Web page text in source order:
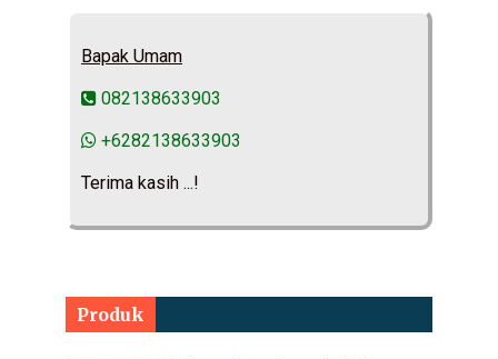
Bapak Umam
082138633903
+6282138633903
Terima kasih ...!
Produk